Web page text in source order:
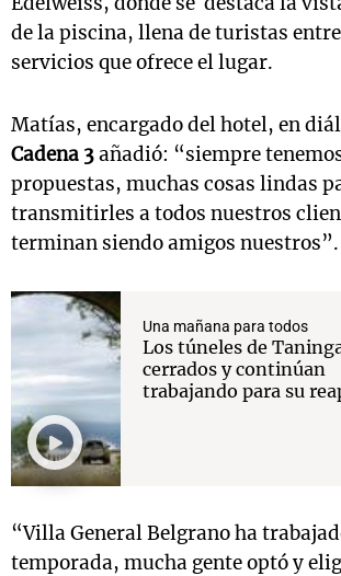
de la piscina, llena de turistas
servicios que ofrece el lugar.
Matías, encargado del hotel, en
Cadena 3añadió: “siempre
propuestas, muchas cosas lindas
transmitirles a todos nuestros
terminan siendo amigos nuestros”.
Una mañana para todos
Los túneles de
cerrados y continúan
trabajando para su
“Villa General Belgrano ha
temporada, mucha gente optó y